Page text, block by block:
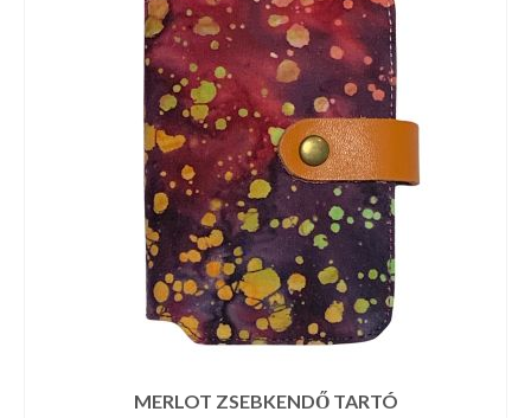
MERLOT ZSEBKENDŐ TARTÓ